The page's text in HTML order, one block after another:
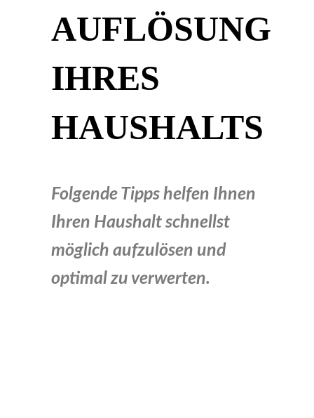
AUFLÖSUNG
IHRES
HAUSHALTS
Folgende Tipps helfen Ihnen
Ihren Haushalt schnellst
möglich aufzulösen und
optimal zu verwerten.